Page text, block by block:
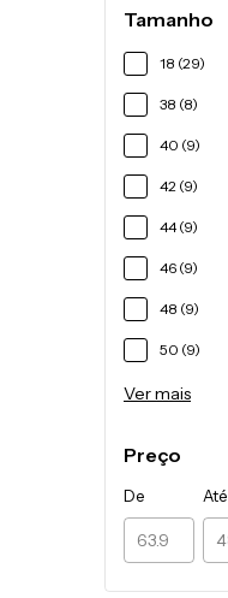
Tamanho
18 (29)
38 (8)
40 (9)
42 (9)
44 (9)
46 (9)
48 (9)
50 (9)
Ver mais
Preço
De Até